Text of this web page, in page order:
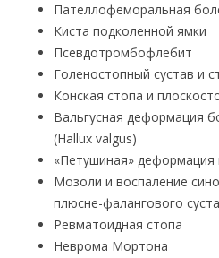
Пателлофеморальная
Киста подколенной ямки
Псевдотромбофлебит
Голеностопный сустав и
Конская стопа и
Вальгусная деформация
(Hallux valgus)
«Петушиная» деформация
Мозоли и воспаление
плюсне-фалангового
Ревматоидная стопа
Неврома Мортона